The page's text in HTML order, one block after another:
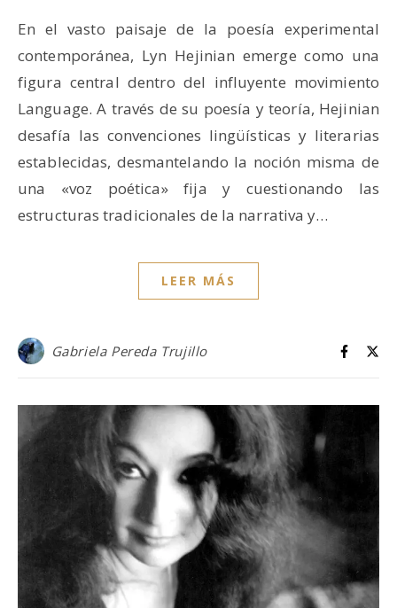
En el vasto paisaje de la poesía experimental
contemporánea, Lyn Hejinian emerge como una
figura central dentro del influyente movimiento
Language. A través de su poesía y teoría, Hejinian
desafía las convenciones lingüísticas y literarias
establecidas, desmantelando la noción misma de
una «voz poética» fija y cuestionando las
estructuras tradicionales de la narrativa y…
LEER MÁS
Gabriela Pereda Trujillo